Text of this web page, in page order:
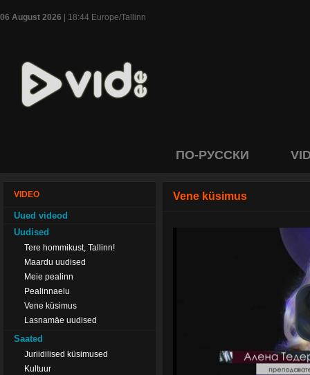
06 August 2026 | 18:44 Europe/Tallinn
ПО-РУССКИ
VIDEO
Uued videod
Uudised
Tere hommikust, Tallinn!
Maardu uudised
Meie pealinn
Pealinnaelu
Vene küsimus
Lasnamäe uudised
Saated
Juriidilised küsimused
Kultuur
Vene küsimus